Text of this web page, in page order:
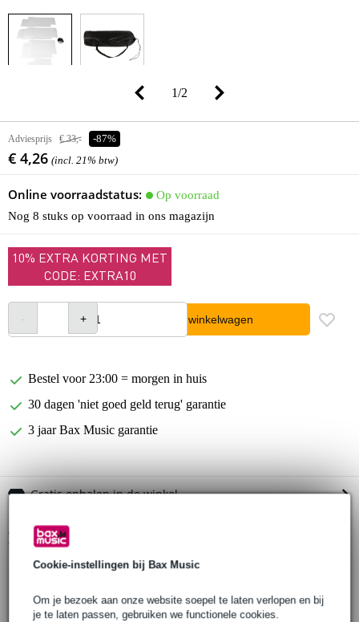
Cookie-instellingen bij Bax Music
Om je bezoek aan onze website soepel te laten verlopen en bij
je te laten passen, gebruiken we functionele cookies.
1/2
Adviesprijs € 33,- -87%
€ 4,26 (incl. 21% btw)
Online voorraadstatus:
Op voorraad
Nog 8 stuks op voorraad in ons magazijn
10% EXTRA KORTING MET
CODE: EXTRA10
In winkelwagen
Bestel voor 23:00 = morgen in huis
30 dagen 'niet goed geld terug' garantie
3 jaar Bax Music garantie
Gratis ophalen in de winkel
Productinformatie
Innox FlexBooth P500-WH
te bevestigen met klittenband